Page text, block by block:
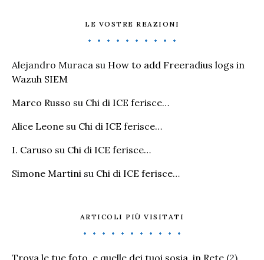
LE VOSTRE REAZIONI
Alejandro Muraca su How to add Freeradius logs in
Wazuh SIEM
Marco Russo su Chi di ICE ferisce…
Alice Leone su Chi di ICE ferisce…
I. Caruso su Chi di ICE ferisce…
Simone Martini su Chi di ICE ferisce…
ARTICOLI PIÙ VISITATI
Trova le tue foto, e quelle dei tuoi sosia, in Rete (2)